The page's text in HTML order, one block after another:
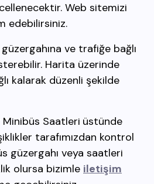
Web sitemizi
edebilirsiniz.
ve trafiğe bağlı
Harita üzerinde
kalarak düzenli şekilde
Saatleri üstünde
tarafımızdan kontrol
güzergahı veya saatleri
olursa bizimle iletişim